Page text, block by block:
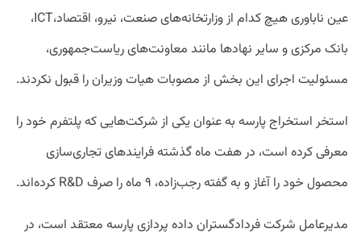
عین ناباوری هیچ کدام از وزارتخانه‌های صنعت، ‌نیرو، اقتصاد،‌ICT،
بانک مرکزی و سایر نهادها مانند معاونت‌های ریاست‌جمهوری،
مسئولیت اجرای این بخش از مصوبات هیات وزیران را قبول نکردند.
استخر استخراج پارسه به عنوان یکی از شرکت‌هایی که پلتفرم خود را
معرفی کرده است، در هفت ماه گذشته فرایندهای تجاری‌سازی
محصول خود را آغاز و به گفته رجب‌زاده، ۹ ماه را صرف R&D کرده‌اند.
مدیرعامل شرکت فردادگستران داده پردازی پارسه معتقد است، در